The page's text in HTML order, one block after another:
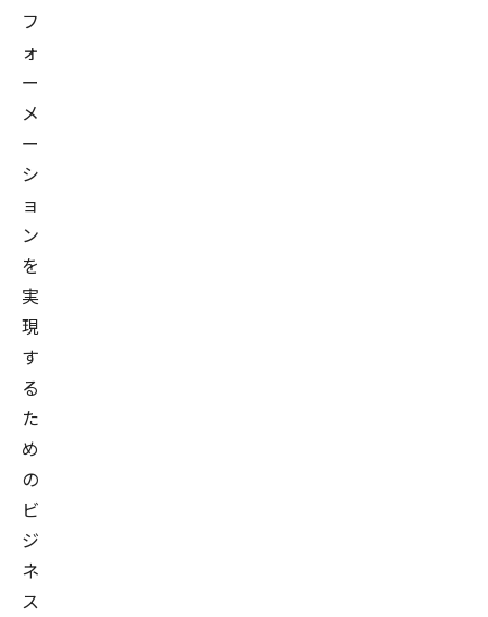
フ
ォ
ー
メ
ー
シ
ョ
ン
を
実
現
す
る
た
め
の
ビ
ジ
ネ
ス